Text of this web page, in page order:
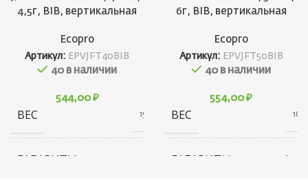
4,5г, BIB, вертикальная
Ecopro
Артикул: EPVJFT40BIB
40 в наличии
544,00 ₽
ВЕС 15 г
ГАБАРИТЫ
6г, BIB, вертикальная
Ecopro
Артикул: EPVJFT50BIB
40 в наличии
554,00 ₽
ВЕС 16 г
ГАБАРИТЫ